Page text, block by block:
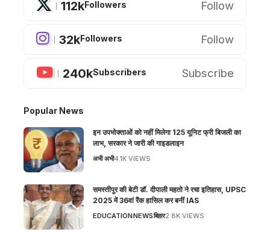
112kFollowers Follow
32kFollowers Follow
240kSubscribers Subscribe
Popular News
इन उपभोक्ताओं को नहीं मिलेगा 125 यूनिट फ्री बिजली का
लाभ, सरकार ने जारी की गाइडलाइन
अभी अभी4.1K VIEWS
समस्तीपुर की बेटी डॉ. दीपाली महतो ने रचा इतिहास, UPSC
2025 में 36वां रैंक हासिल कर बनीं IAS
EDUCATIONNEWSबिहार2.8K VIEWS